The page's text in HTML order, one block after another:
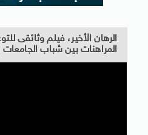
الرهان الأخير، فيلم وثائقى
المراهنات بين شباب